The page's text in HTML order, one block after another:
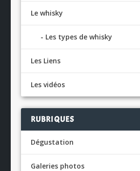
Le whisky
Les types de whisky
Les Liens
Les vidéos
RUBRIQUES
Dégustation
Galeries photos